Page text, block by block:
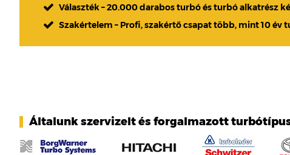
Választék – 20.000 darabos turbó és turbó alkatrész
Szakértelem – Profi, szakértő csapat több, mint 10 év
Általunk szervizelt és forgalmazott